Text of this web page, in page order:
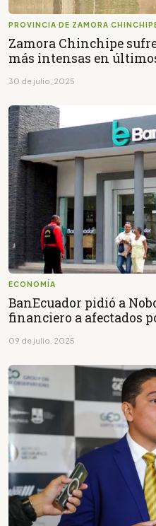
PROVINCIA DE ZAMORA
Zamora Chinchipe
más intensas en
30 de julio, 2025
ECONOMÍA
BanEcuador pidió a
financiero a afectados
09 de julio, 2025